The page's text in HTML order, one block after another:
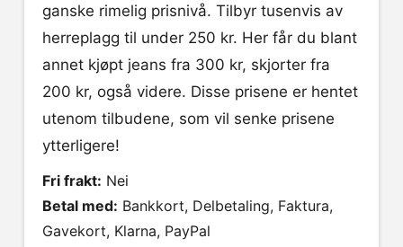
ganske rimelig prisnivå. Tilbyr tusenvis av
herreplagg til under 250 kr. Her får du blant
annet kjøpt jeans fra 300 kr, skjorter fra
200 kr, også videre. Disse prisene er hentet
utenom tilbudene, som vil senke prisene
ytterligere!
Fri frakt: Nei
Betal med:
Gavekort, Klarna, PayPal